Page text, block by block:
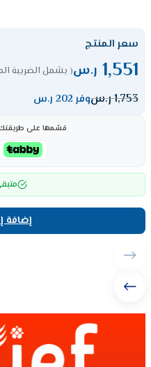
سعر المنتج
1,551 ر.س( يشمل الضريبة
1,753ر.سوفر 202 ر.س
قسّمها على
إضافة